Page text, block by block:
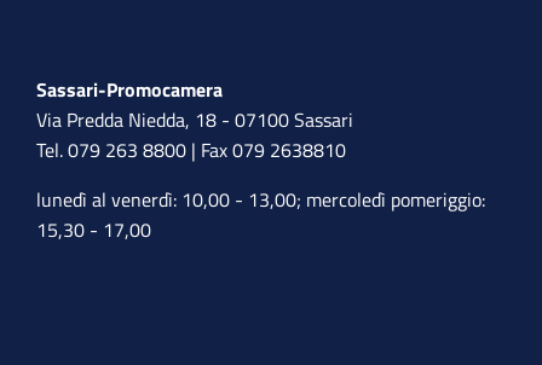
Sassari-Promocamera
Via Predda Niedda, 18 - 07100 Sassari
Tel. 079 263 8800 | Fax 079 2638810
lunedì al venerdì: 10,00 - 13,00; mercoledì pomeriggio:
15,30 - 17,00